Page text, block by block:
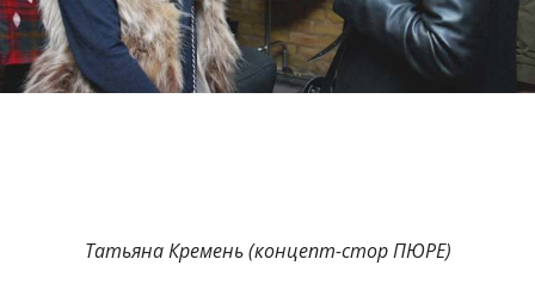
Татьяна Кремень (концепт-стор ПЮРЕ)